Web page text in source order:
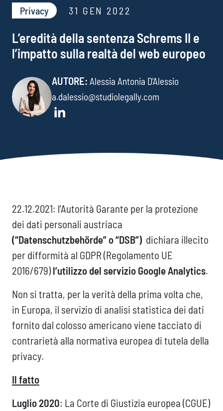
Privacy​ 31 GEN 2022
L’eredità della sentenza Schrems II e
l’impatto sulla realtà del web europeo
AUTORE: Alessia Antonia D'Alessio
a.dalessio@studiolegally.com
22.12.2021: l’Autorità Garante per la protezione
dei dati personali austriaca
(“Datenschutzbehörde” o “DSB”) dichiara illecito
per difformità al GDPR (Regolamento UE
2016/679) l’utilizzo del servizio Google Analytics.
Non si tratta, per la verità della prima volta che,
in Europa, il servizio di analisi statistica dei dati
fornito dal colosso americano viene tacciato di
contrarietà alla normativa europea di tutela della
privacy.
Il fatto
Luglio 2020: La Corte di Giustizia europea (CGUE)